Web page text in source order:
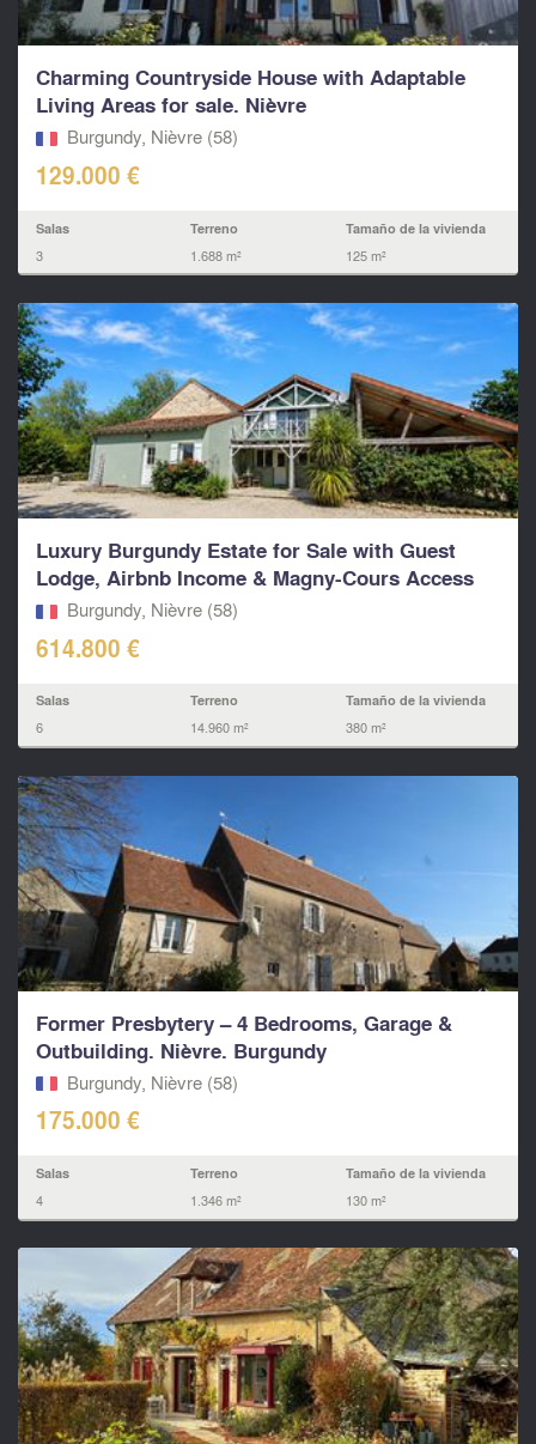
Charming Countryside House with Adaptable
Living Areas for sale. Nièvre
Burgundy, Nièvre (58)
129.000 €
Salas
3
Terreno
1.688 m²
Tamaño de la vivienda
125 m²
Luxury Burgundy Estate for Sale with Guest
Lodge, Airbnb Income & Magny-Cours Access
Burgundy, Nièvre (58)
614.800 €
Salas
6
Terreno
14.960 m²
Tamaño de la vivienda
380 m²
Former Presbytery – 4 Bedrooms, Garage &
Outbuilding. Nièvre. Burgundy
Burgundy, Nièvre (58)
175.000 €
Salas
4
Terreno
1.346 m²
Tamaño de la vivienda
130 m²